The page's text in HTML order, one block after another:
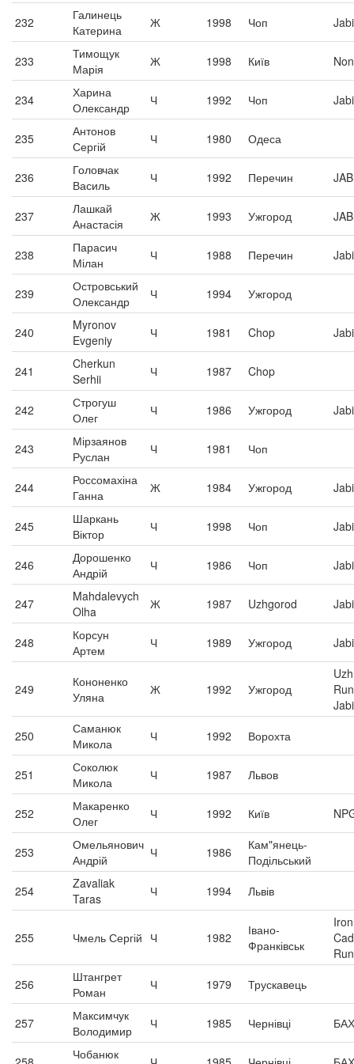
232
Галинець
Катерина
Ж 1998 Чоп
233
Тимощук
Марія
Ж 1998 Київ
234
Харина
Олександр
Ч 1992 Чоп
235
Антонов
Сергій
Ч 1980 Одеса
236
Головчак
Василь
Ч 1992 Перечин
237
Лашкай
Анастасія
Ж 1993 Ужгород
238
Парасич
Мілан
Ч 1988 Перечин
239
Островський
Олександр
Ч 1994 Ужгород
240
Myronov
Evgeniy
Ч 1981 Chop
241
Cherkun
Serhii
Ч 1987 Chop
242
Строгуш
Олег
Ч 1986 Ужгород
243
Мірзаянов
Руслан
Ч 1981 Чоп
244
Россомахіна
Ганна
Ж 1984 Ужгород
245
Шаркань
Віктор
Ч 1998 Чоп
246
Дорошенко
Андрій
Ч 1986 Чоп
247
Mahdalevych
Olha
Ж 1987 Uzhgorod
248
Корсун
Артем
Ч 1989 Ужгород
249
Кононенко
Уляна
Ж 1992 Ужгород
250
Саманюк
Микола
Ч 1992 Ворохта
251
Соколюк
Микола
Ч 1987 Львов
252
Макаренко
Олег
Ч 1992 Київ
253
Омельянович
Андрій
Ч 1986
Кам"янець-
Подільський
254
Zavaliak
Taras
Ч 1994 Львів
255 Чмель Сергій Ч 1982
Івано-
Франківськ
256
Штангрет
Роман
Ч 1979 Трускавець
257
Максимчук
Володимир
Ч 1985 Чернівці
Чобанюк